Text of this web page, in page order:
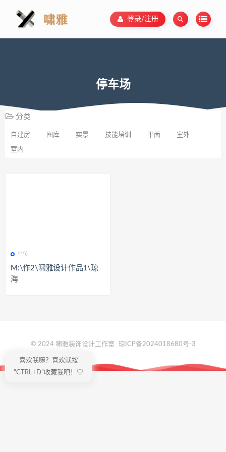
登录/注册
停车场
分类
自建房 图库 实景 技能培训 平面 室外
室内
单位
M:\作2\啸雅设计作品1\琼
海
© 2024 啸雅装饰设计工作室 琼ICP备2024018680号-3
喜欢我嘛？喜欢就按
“CTRL+D”收藏我吧！♡